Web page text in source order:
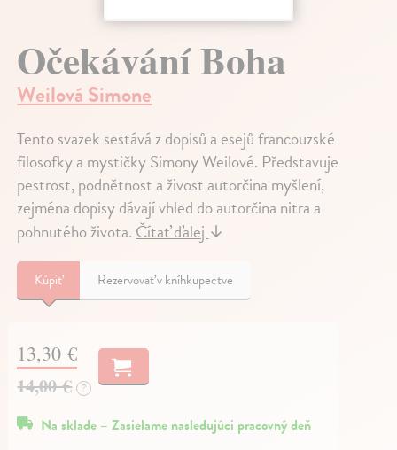
Očekávání Boha
Weilová Simone
Tento svazek sestává z dopisů a esejů francouzské
filosofky a mystičky Simony Weilové. Představuje
pestrost, podnětnost a živost autorčina myšlení,
zejména dopisy dávají vhled do autorčina nitra a
pohnutého života.Čítať ďalej↓
Kúpiť Rezervovať v kníhkupectve
13,30 €
14,00 € ?
Na sklade – Zasielame nasledujúci pracovný deň